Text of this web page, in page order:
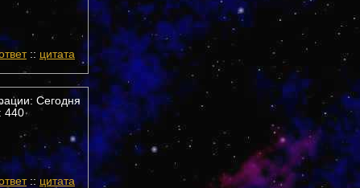
:: цитата
Сегодня
440
:: цитата